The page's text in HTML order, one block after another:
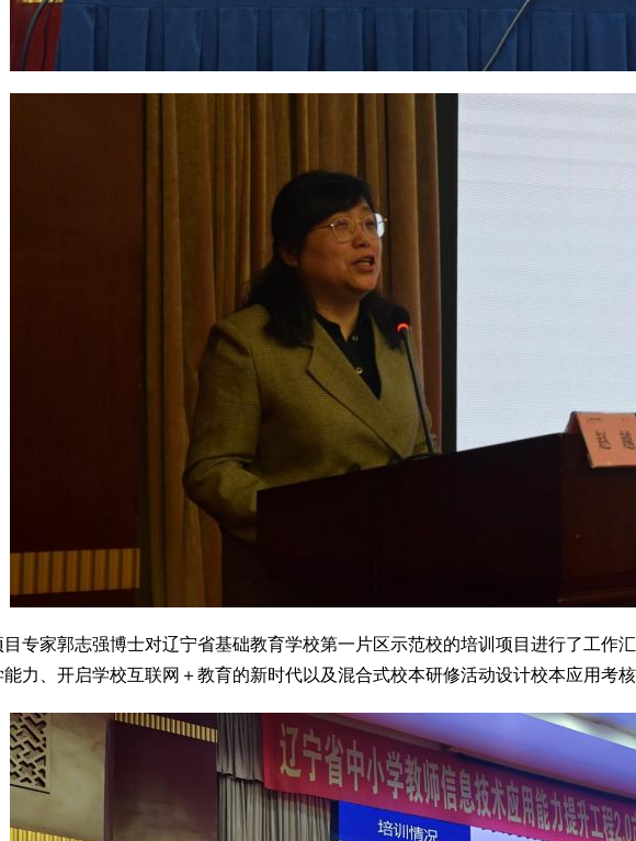
专家郭志强博士对辽宁省基础教育学校第一片区示范校的培训项目进行了工作
力、开启学校互联网＋教育的新时代以及混合式校本研修活动设计校本应用考